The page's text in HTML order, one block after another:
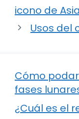
icono de Asia
Usos del
Cómo
fases
¿Cuál es el